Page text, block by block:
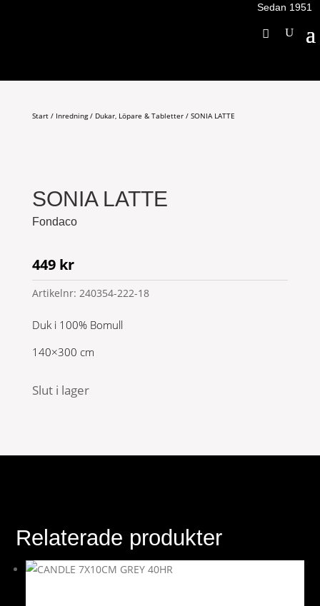
Sedan 1951
Start/ Inredning/ Dukar, Löpare & Tabletter/ SONIA LATTE
SONIA LATTE
Fondaco
449 kr
Artikelnr: 240354-222-18
Duk i 100% Bomull
140×300 cm
Slut i lager
Relaterade produkter